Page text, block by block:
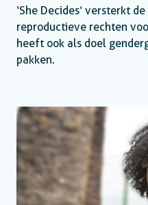
‘She Decides’ versterkt
reproductieve rechten
heeft ook als doel
pakken.